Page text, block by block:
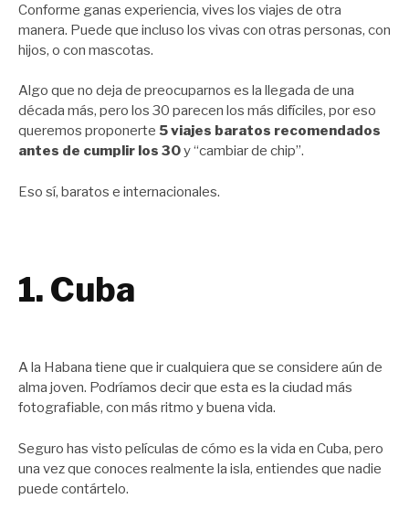
Conforme ganas experiencia, vives los viajes de otra
manera. Puede que incluso los vivas con otras personas, con
hijos, o con mascotas.
Algo que no deja de preocuparnos es la llegada de una
década más, pero los 30 parecen los más difíciles, por eso
queremos proponerte 5 viajes baratos recomendados
antes de cumplir los 30y “cambiar de chip”.
Eso sí, baratos e internacionales.
1. Cuba
A la Habana tiene que ir cualquiera que se considere aún de
alma joven. Podríamos decir que esta es la ciudad más
fotografiable, con más ritmo y buena vida.
Seguro has visto películas de cómo es la vida en Cuba, pero
una vez que conoces realmente la isla, entiendes que nadie
puede contártelo.